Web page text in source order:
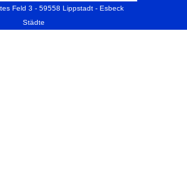
Feld 3 - 59558 Lippstadt - Esbeck
Städte